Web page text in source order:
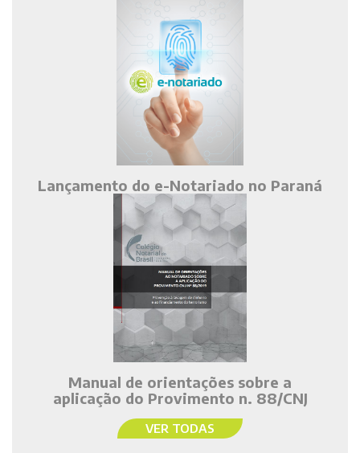
Lançamento do e-Notariado no Paraná
Manual de orientações sobre a
aplicação do Provimento n. 88/CNJ
VER TODAS